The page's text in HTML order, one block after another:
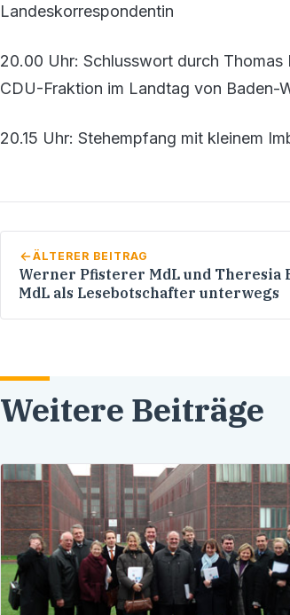
Landeskorrespondentin
20.00 Uhr: Schlusswort durch
CDU-Fraktion im Landtag von Baden-
20.15 Uhr: Stehempfang mit kleinem
ÄLTERER BEITRAG
Werner Pfisterer MdL und Theresia
MdL als Lesebotschafter unterwegs
Weitere Beiträge